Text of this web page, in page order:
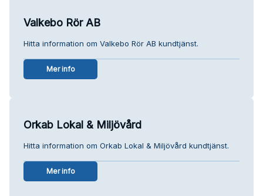
Valkebo Rör AB
Hitta information om Valkebo Rör AB kundtjänst.
Mer info
Orkab Lokal & Miljövård
Hitta information om Orkab Lokal & Miljövård kundtjänst.
Mer info